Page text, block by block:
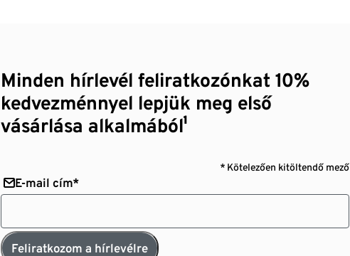
Minden hírlevél feliratkozónkat 10%
kedvezménnyel lepjük meg első
vásárlása alkalmából¹
* Kötelezően kitöltendő mező
E-mail cím*
Feliratkozom a hírlevélre